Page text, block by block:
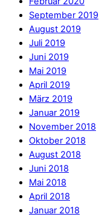
September 2019
August 2019
Juli 2019
Juni 2019
Mai 2019
April 2019
März 2019
Januar 2019
November 2018
Oktober 2018
August 2018
Juni 2018
Mai 2018
April 2018
Januar 2018